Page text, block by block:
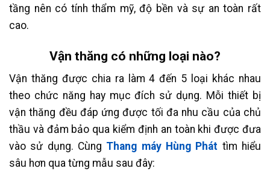
tầng nên có tính thẩm mỹ, độ bền và sự an toàn rất
cao.
Vận thăng có những loại nào?
Vận thăng được chia ra làm 4 đến 5 loại khác nhau
theo chức năng hay mục đích sử dụng. Mỗi thiết bị
vận thăng đều đáp ứng được tối đa nhu cầu của chủ
thầu và đảm bảo qua kiểm định an toàn khi được đưa
vào sử dụng. Cùng Thang máy Hùng Phát tìm hiểu
sâu hơn qua từng mẫu sau đây: